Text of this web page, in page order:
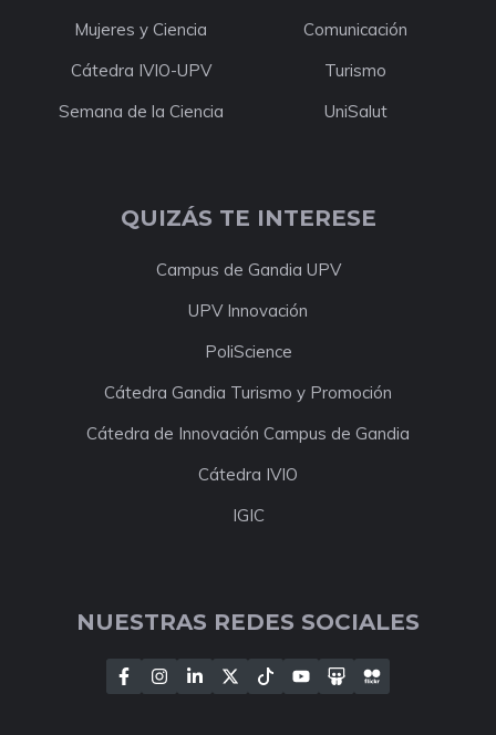
Mujeres y Ciencia
Comunicación
Cátedra IVIO-UPV
Turismo
Semana de la Ciencia
UniSalut
QUIZÁS TE INTERESE
Campus de Gandia UPV
UPV Innovación
PoliScience
Cátedra Gandia Turismo y Promoción
Cátedra de Innovación Campus de Gandia
Cátedra IVIO
IGIC
NUESTRAS REDES SOCIALES